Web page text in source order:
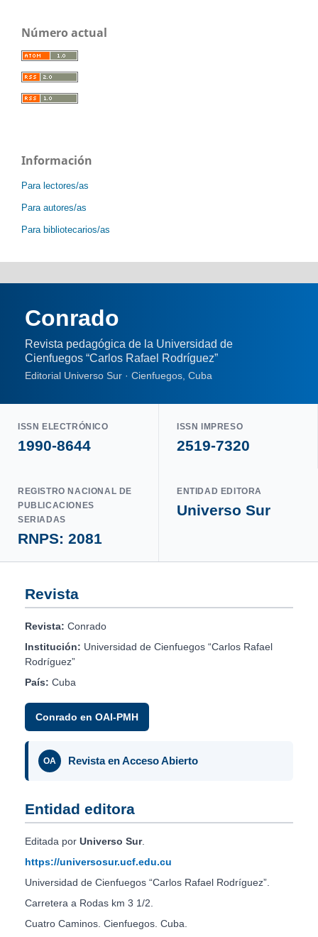
Número actual
Información
Para lectores/as
Para autores/as
Para bibliotecarios/as
Conrado
Revista pedagógica de la Universidad de
Cienfuegos “Carlos Rafael Rodríguez”
Editorial Universo Sur · Cienfuegos, Cuba
ISSN ELECTRÓNICO
1990-8644
ISSN IMPRESO
2519-7320
REGISTRO NACIONAL DE
PUBLICACIONES
SERIADAS
RNPS: 2081
ENTIDAD EDITORA
Universo Sur
Revista
Revista: Conrado
Institución: Universidad de Cienfuegos “Carlos Rafael
Rodríguez”
País: Cuba
Conrado en OAI-PMH
OA Revista en Acceso Abierto
Entidad editora
Editada por Universo Sur.
https://universosur.ucf.edu.cu
Universidad de Cienfuegos “Carlos Rafael Rodríguez”.
Carretera a Rodas km 3 1/2.
Cuatro Caminos. Cienfuegos. Cuba.